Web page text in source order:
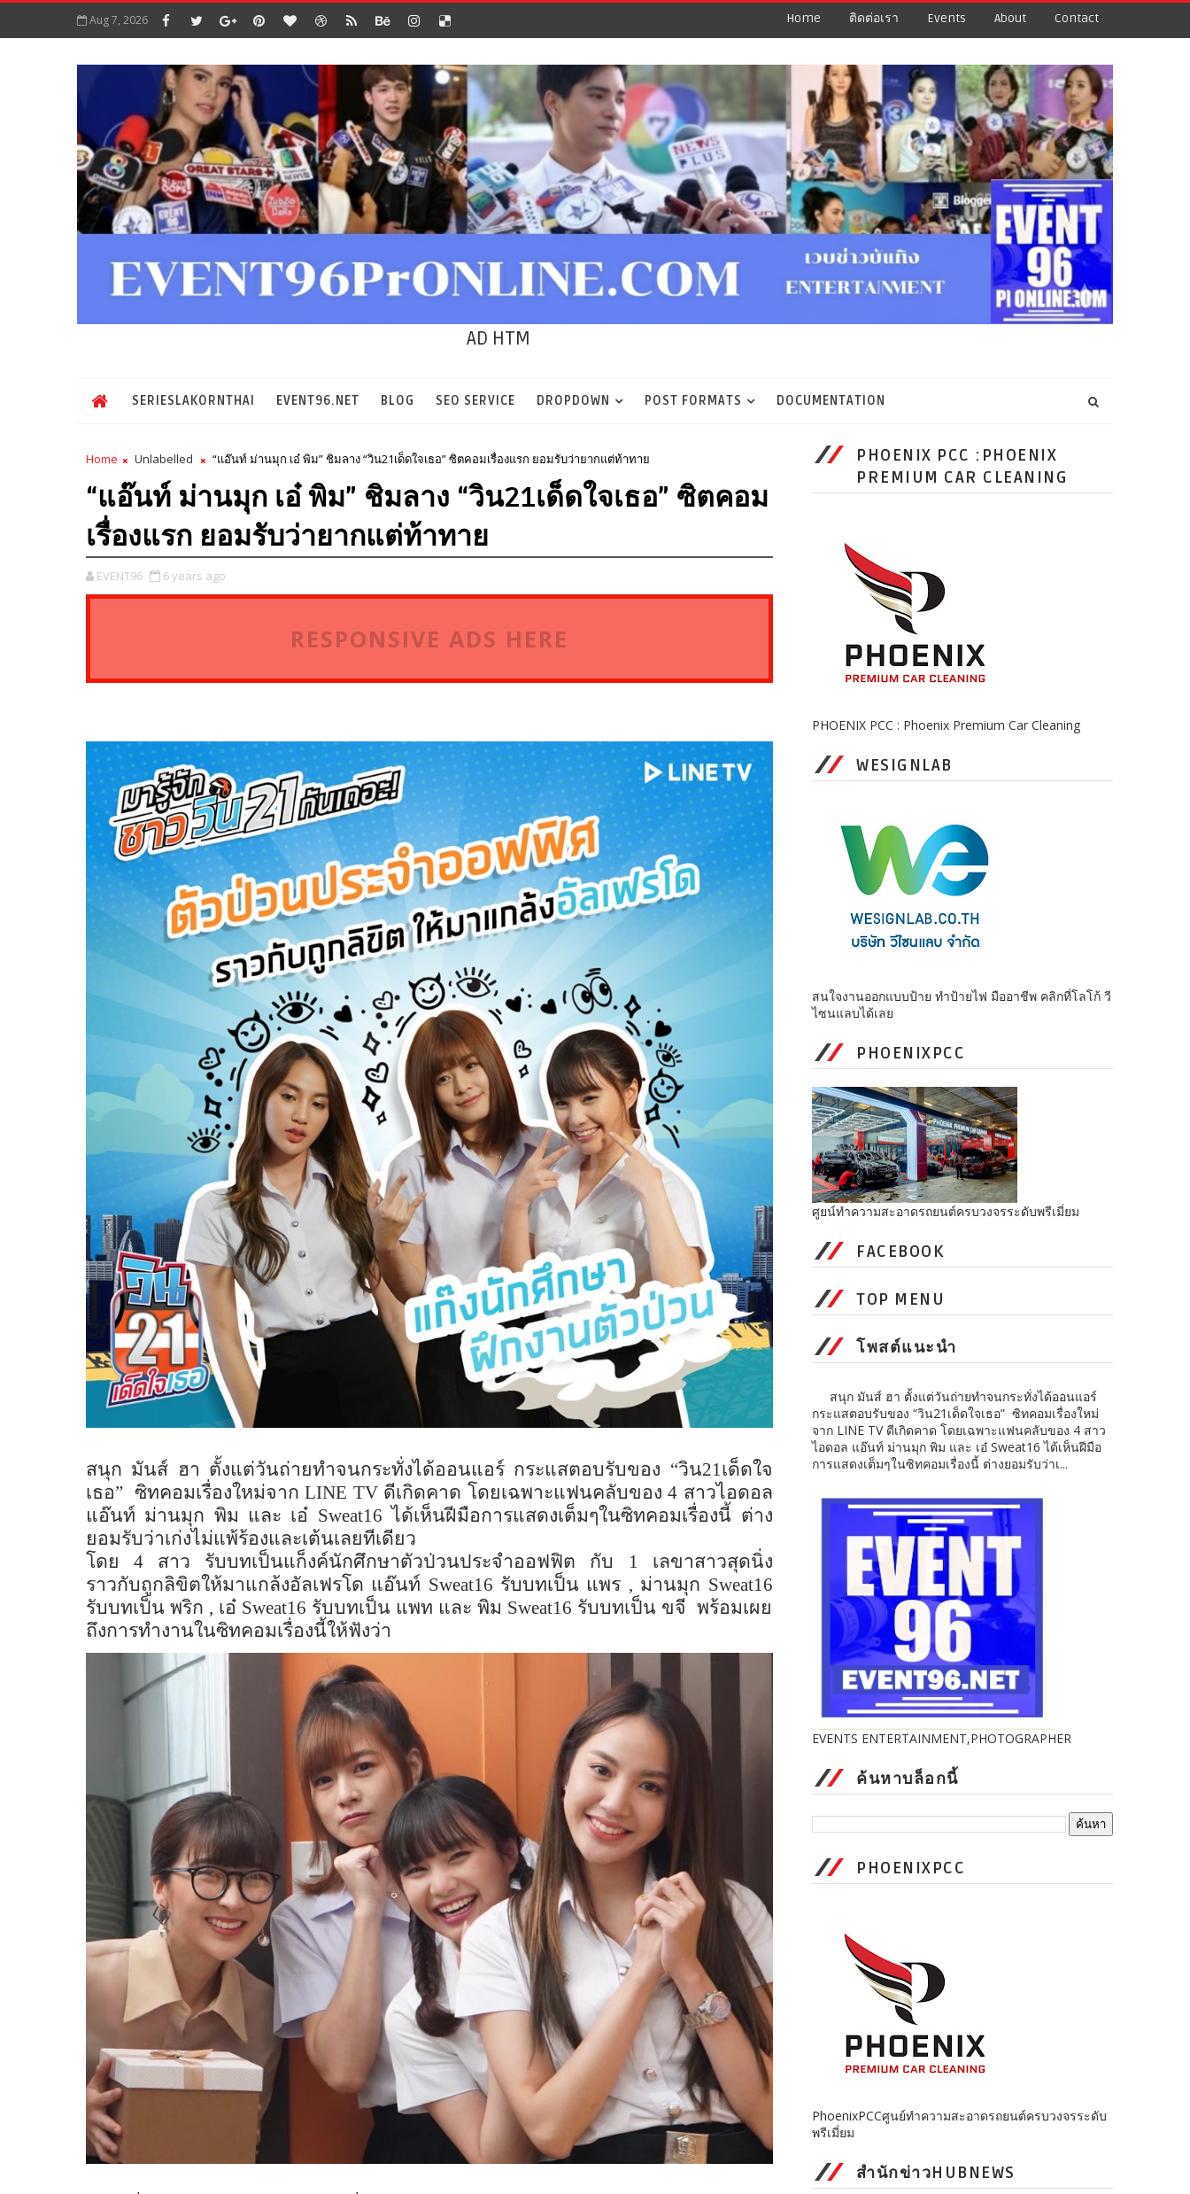
Aug 7, 2026 Home ติดต่อเรา Events About Contact
AD HTM
SERIESLAKORNTHAI EVENT96.NET BLOG SEO SERVICE DROPDOWN POST FORMATS DOCUMENTATION
Home Unlabelled “แอ๊นท์ ม่านมุก เอ๋ พิม” ชิมลาง “วิน21เด็ดใจเธอ” ซิตคอมเรื่องแรก ยอมรับว่ายากแต่ท้าทาย
“แอ๊นท์ ม่านมุก เอ๋ พิม” ชิมลาง “วิน21เด็ดใจเธอ” ซิตคอม
เรื่องแรก ยอมรับว่ายากแต่ท้าทาย
EVENT96 6 years ago
RESPONSIVE ADS HERE
สนุก มันส์ ฮา ตั้งแต่วันถ่ายทำจนกระทั่งได้ออนแอร์ กระแสตอบรับของ “วิน21เด็ดใจ
เธอ” ซิทคอมเรื่องใหม่จากLINE TVดีเกิดคาด โดยเฉพาะแฟนคลับของ4 สาวไอดอล
แอ๊นท์ ม่านมุก พิม และ เอ๋ Sweat16ได้เห็นฝีมือการแสดงเต็มๆในซิทคอมเรื่องนี้ ต่าง
ยอมรับว่าเก่งไม่แพ้ร้องและเต้นเลยทีเดียว
โดย4 สาว รับบทเป็นแก็งค์นักศึกษาตัวป่วนประจำออฟฟิต กับ 1 เลขาสาวสุดนิ่ง
ราวกับถูกลิขิตให้มาแกล้งอัลเฟรโด แอ๊นท์ Sweat16 รับบทเป็น แพร , ม่านมุก Sweat16
รับบทเป็น พริก , เอ๋ Sweat16 รับบทเป็น แพท และ พิม Sweat16 รับบทเป็น ขจี พร้อมเผย
ถึงการทำงานในซิทคอมเรื่องนี้ให้ฟังว่า
PHOENIX PCC :PHOENIX
PREMIUM CAR CLEANING
PHOENIX PCC : Phoenix Premium Car Cleaning
WESIGNLAB
สนใจงานออกแบบป้าย ทำป้ายไฟ มืออาชีพ คลิกที่โลโก้ วี
ไซนแลบได้เลย
PHOENIXPCC
ศูยน์ทำความสะอาดรถยนต์ครบวงจรระดับพรีเมี่ยม
FACEBOOK
TOP MENU
โพสต์แนะนำ
สนุก มันส์ ฮา ตั้งแต่วันถ่ายทำจนกระทั่งได้ออนแอร์
กระแสตอบรับของ “วิน21เด็ดใจเธอ” ซิทคอมเรื่องใหม่
จาก LINE TV ดีเกิดคาด โดยเฉพาะแฟนคลับของ 4 สาว
ไอดอล แอ๊นท์ ม่านมุก พิม และ เอ๋ Sweat16 ได้เห็นฝีมือ
การแสดงเต็มๆในซิทคอมเรื่องนี้ ต่างยอมรับว่าเ...
EVENTS ENTERTAINMENT,PHOTOGRAPHER
ค้นหาบล็อกนี้
PHOENIXPCC
PhoenixPCCศูนย์ทำความสะอาดรถยนต์ครบวงจรระดับ
พรีเมี่ยม
สำนักข่าวHUBNEWS